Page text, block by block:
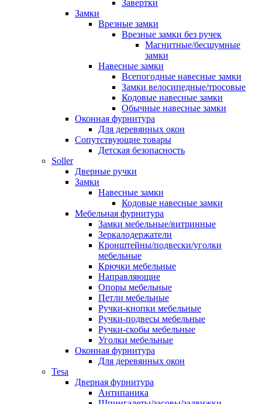
Завертки
Замки
Врезные замки
Врезные замки без ручек
Магнитные/бесшумные
замки
Навесные замки
Всепогодные навесные замки
Замки велосипедные/тросовые
Кодовые навесные замки
Обычные навесные замки
Оконная фурнитура
Для деревянных окон
Сопутствующие товары
Детская безопасность
Soller
Дверные ручки
Замки
Навесные замки
Кодовые навесные замки
Мебельная фурнитура
Замки мебельные/витринные
Зеркалодержатели
Кронштейны/подвески/уголки
мебельные
Крючки мебельные
Направляющие
Опоры мебельные
Петли мебельные
Ручки-кнопки мебельные
Ручки-подвесы мебельные
Ручки-скобы мебельные
Уголки мебельные
Оконная фурнитура
Для деревянных окон
Tesa
Дверная фурнитура
Антипаника